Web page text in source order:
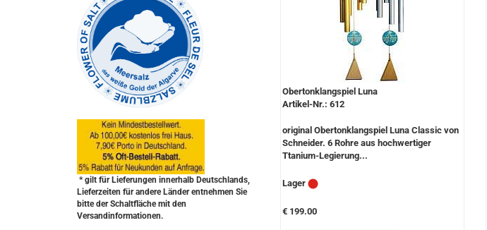
Obertonklangspiel Luna
Artikel-Nr.: 612
original Obertonklangspiel Luna Classic von
Schneider. 6 Rohre aus hochwertiger
Ttanium-Legierung...
Lager
€ 199.00
* gilt für Lieferungen innerhalb Deutschlands,
Lieferzeiten für andere Länder entnehmen Sie
bitte der Schaltfläche mit den
Versandinformationen.